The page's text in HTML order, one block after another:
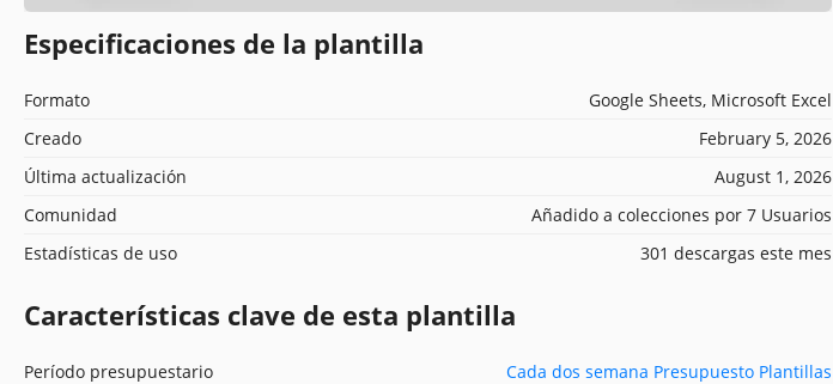
Especificaciones de la plantilla
Formato
Google Sheets, Microsoft Excel
Creado
February 5, 2026
Última actualización
August 1, 2026
Comunidad
Añadido a colecciones por 7 Usuarios
Estadísticas de uso
301 descargas este mes
Características clave de esta plantilla
Período presupuestario
Cada dos semana Presupuesto Plantillas